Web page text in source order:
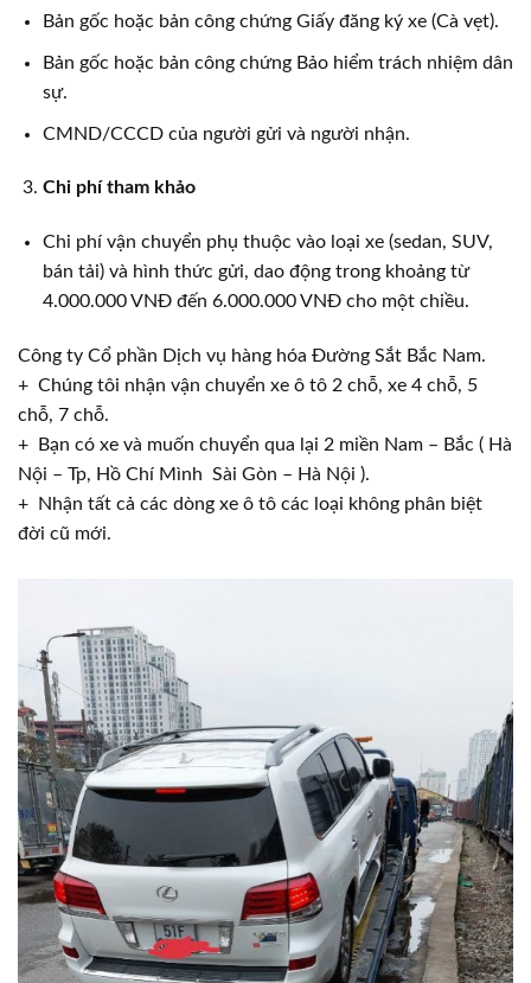
Bản gốc hoặc bản công chứng Giấy đăng ký xe (Cà vẹt).
Bản gốc hoặc bản công chứng Bảo hiểm trách nhiệm dân
sự.
CMND/CCCD của người gửi và người nhận.
Chi phí tham khảo
Chi phí vận chuyển phụ thuộc vào loại xe (sedan, SUV,
bán tải) và hình thức gửi, dao động trong khoảng từ
4.000.000 VNĐ đến 6.000.000 VNĐ cho một chiều.
Công ty Cổ phần Dịch vụ hàng hóa Đường Sắt Bắc Nam.
+ Chúng tôi nhận vận chuyển xe ô tô 2 chỗ, xe 4 chỗ, 5
chỗ, 7 chỗ.
+ Bạn có xe và muốn chuyển qua lại 2 miền Nam – Bắc ( Hà
Nội – Tp, Hồ Chí Mình Sài Gòn – Hà Nội ).
+ Nhận tất cả các dòng xe ô tô các loại không phân biệt
đời cũ mới.